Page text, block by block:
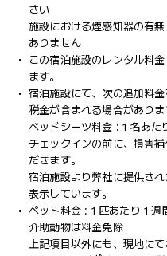
さい
施設における煙感知器の有
ありません
この宿泊施設のレンタル料
ます。
宿泊施設にて、次の追加料
税金が含まれる場合があり
ベッドシーツ料金 : 1 名あた
チェックインの前に、損害
だきます。
宿泊施設より弊社に提供さ
表示しています。
ペット料金 : 1 匹あたり 1
介助動物は料金免除
上記項目以外にも、現地に